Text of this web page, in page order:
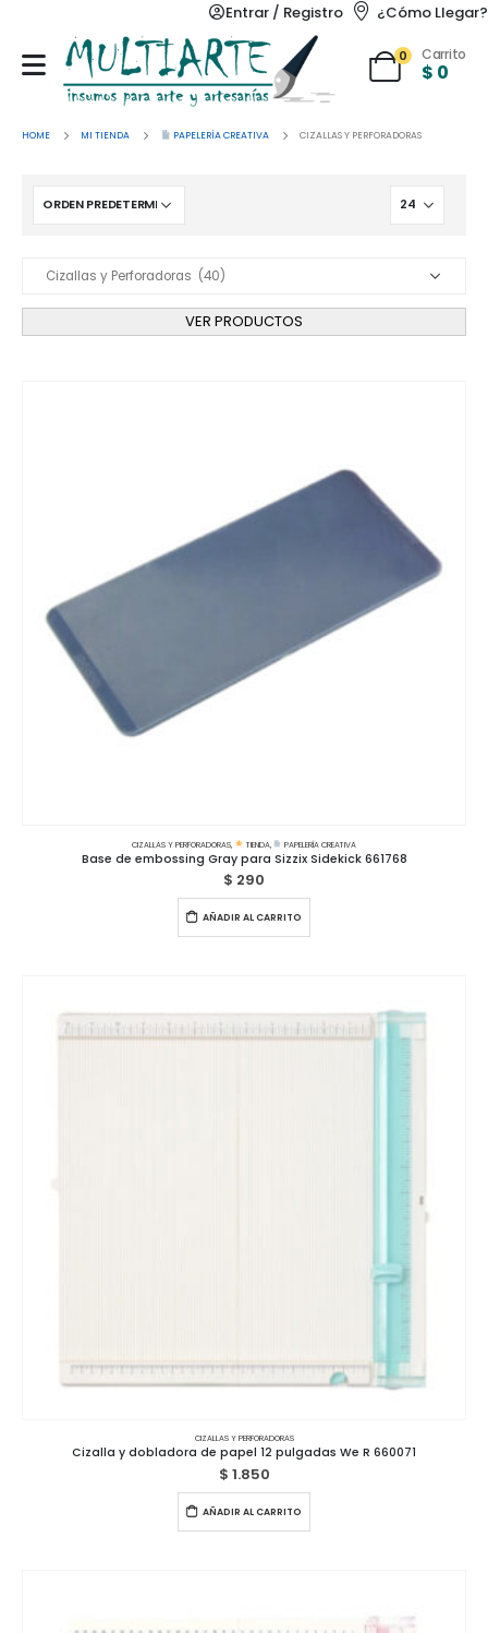
Entrar / Registro ¿Cómo Llegar?
0 Carrito
$ 0
HOME MI TIENDA PAPELERÍA CREATIVA CIZALLAS Y PERFORADORAS
VER PRODUCTOS
CIZALLAS Y PERFORADORAS, TIENDA, PAPELERÍA CREATIVA
Base de embossing Gray para Sizzix Sidekick 661768
$ 290
AÑADIR AL CARRITO
CIZALLAS Y PERFORADORAS
Cizalla y dobladora de papel 12 pulgadas We R 660071
$ 1.850
AÑADIR AL CARRITO